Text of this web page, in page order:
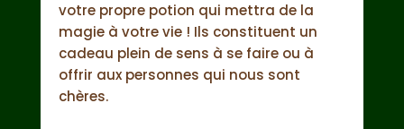
votre propre potion qui mettra de la
magie à votre vie ! Ils constituent un
cadeau plein de sens à se faire ou à
offrir aux personnes qui nous sont
chères.